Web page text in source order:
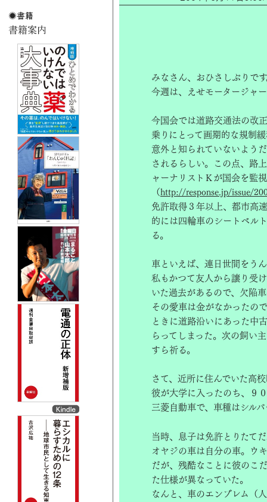
みなさん、おひさしぶりで
今週は、えせモータージャ
今国会では道路交通法の改
乗りにとって画期的な規制
意外と知られていないよう
されるらしい。この点、路
ャーナリストＫが国会を監
（http://response.jp/issue/
免許取得３年以上、都市高
的には四輪車のシートベル
る。
車といえば、連日世間をう
私もかつて友人から譲り受
いた過去があるので、欠陥
その愛車は金がなかったの
ときに道路沿いにあった中
らってしまった。次の飼い
すら祈る。
さて、近所に住んでいた高
彼が大学に入ったのち、９
三菱自動車で、車種はシル
当時、息子は免許とりたて
オヤジの車は自分の車。ウ
だが、残酷なことに彼のこ
た仕様が異なっていた。
なんと、車のエンブレム（